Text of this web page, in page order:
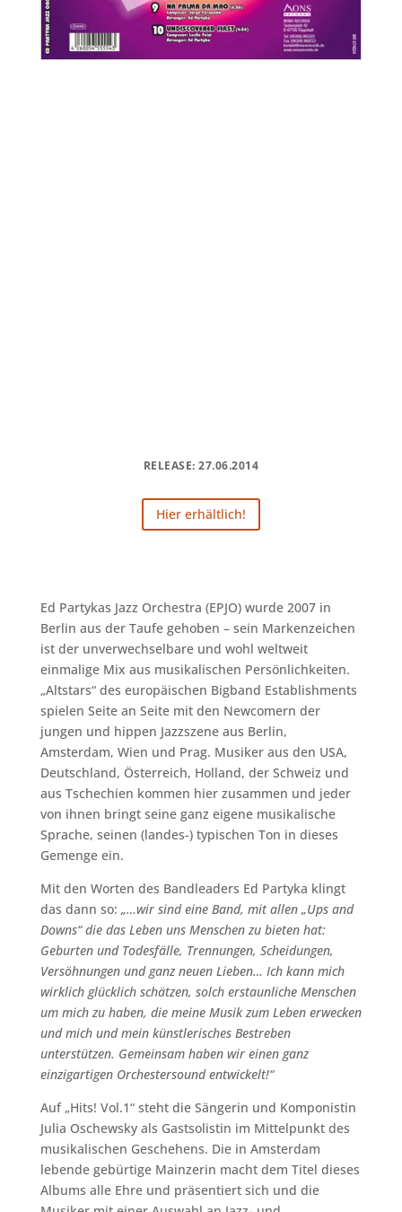
RELEASE: 27.06.2014
Hier erhältlich!
Ed Partykas Jazz Orchestra (EPJO) wurde 2007 in
Berlin aus der Taufe gehoben – sein Markenzeichen
ist der unverwechselbare und wohl weltweit
einmalige Mix aus musikalischen Persönlichkeiten.
„Altstars“ des europäischen Bigband Establishments
spielen Seite an Seite mit den Newcomern der
jungen und hippen Jazzszene aus Berlin,
Amsterdam, Wien und Prag. Musiker aus den USA,
Deutschland, Österreich, Holland, der Schweiz und
aus Tschechien kommen hier zusammen und jeder
von ihnen bringt seine ganz eigene musikalische
Sprache, seinen (landes-) typischen Ton in dieses
Gemenge ein.
Mit den Worten des Bandleaders Ed Partyka klingt
das dann so: „…wir sind eine Band, mit allen „Ups and
Downs“ die das Leben uns Menschen zu bieten hat:
Geburten und Todesfälle, Trennungen, Scheidungen,
Versöhnungen und ganz neuen Lieben… Ich kann mich
wirklich glücklich schätzen, solch erstaunliche Menschen
um mich zu haben, die meine Musik zum Leben erwecken
und mich und mein künstlerisches Bestreben
unterstützen. Gemeinsam haben wir einen ganz
einzigartigen Orchestersound entwickelt!“
Auf „Hits! Vol.1“ steht die Sängerin und Komponistin
Julia Oschewsky als Gastsolistin im Mittelpunkt des
musikalischen Geschehens. Die in Amsterdam
lebende gebürtige Mainzerin macht dem Titel dieses
Albums alle Ehre und präsentiert sich und die